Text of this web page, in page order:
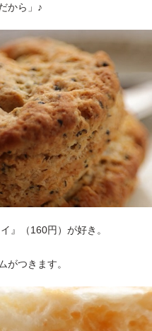
から」♪
』（160円）が好き。
がつきます。